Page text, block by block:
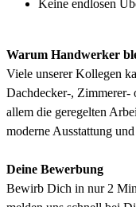
Keine endlosen
Warum Handwerker
Viele unserer Kollegen
Dachdecker-, Zimmerer-
allem die geregelten
moderne Ausstattung
Deine Bewerbung
Bewirb Dich in nur 2